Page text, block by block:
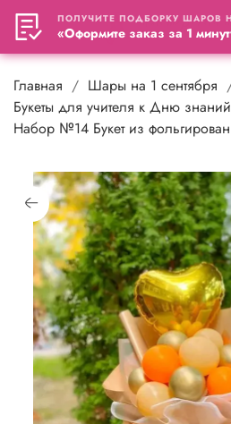
Главная
Шары на 1 сентября
Букеты для учителя к Дню знаний
Набор №14 Букет из
«Оформите заказ за 1